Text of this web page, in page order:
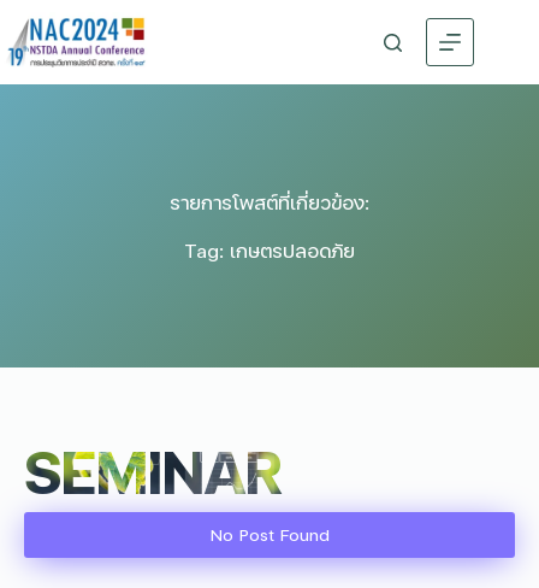
รายการโพสต์ที่เกี่ยวข้อง:
Tag: เกษตรปลอดภัย
SEMINAR
No Post Found